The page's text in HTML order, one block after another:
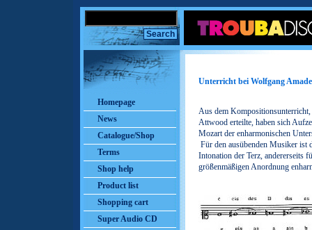
Homepage
News
Catalogue/Shop
Terms
Shop help
Product list
Shopping cart
Super Audio CD
Unterricht bei Wolfgang
Aus dem
Attwood erteilte, haben sich
Mozart der enharmonischen
Für den ausübenden Musiker ist
Intonation der Terz, andererseits
größenmäßigen Anordnung